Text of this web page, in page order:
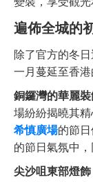
遍佈全城的
除了官方的冬
一月蔓延至香港
銅鑼灣的華麗裝
場紛紛揭曉其
希慎廣場的節
的節日氣氛中，
尖沙咀東部燈飾